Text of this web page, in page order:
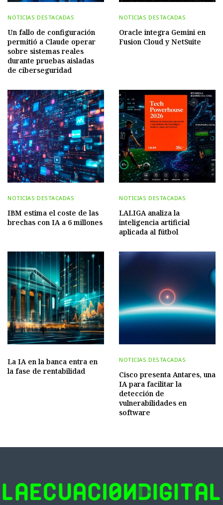
NOTICIAS DESTACADAS
Un fallo de configuración
permitió a Claude operar
sobre sistemas reales
durante pruebas aisladas
de ciberseguridad
NOTICIAS DESTACADAS
Oracle integra Gemini en
Fusion Cloud y NetSuite
NOTICIAS DESTACADAS
IBM estima el coste de las
brechas con IA a 6 millones
NOTICIAS DESTACADAS
LALIGA analiza la
inteligencia artificial
aplicada al fútbol
La IA en la banca entra en
la fase de rentabilidad
NOTICIAS DESTACADAS
Cisco presenta Antares, una
IA para facilitar la
detección de
vulnerabilidades en
software